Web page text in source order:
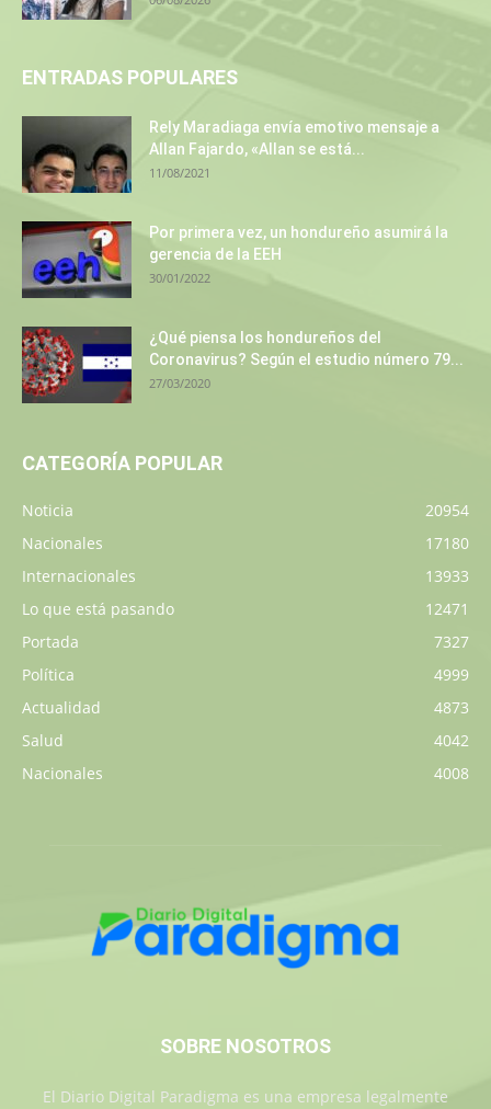
ENTRADAS POPULARES
Rely Maradiaga envía emotivo mensaje a
Allan Fajardo, «Allan se está...
11/08/2021
Por primera vez, un hondureño asumirá la
gerencia de la EEH
30/01/2022
¿Qué piensa los hondureños del
Coronavirus? Según el estudio número 79...
27/03/2020
CATEGORÍA POPULAR
Noticia
20954
Nacionales
17180
Internacionales
13933
Lo que está pasando
12471
Portada
7327
Política
4999
Actualidad
4873
Salud
4042
Nacionales
4008
SOBRE NOSOTROS
El Diario Digital Paradigma es una empresa legalmente